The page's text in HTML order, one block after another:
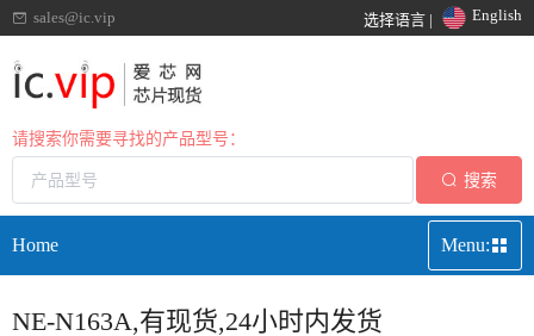
sales@ic.vip 选择语言 | English
请搜索你需要寻找的产品型号：
搜索
Home Menu:
NE-N163A,有现货,24小时内发货